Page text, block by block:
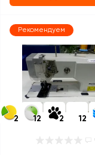
Рекомендуем
2 12 2 12